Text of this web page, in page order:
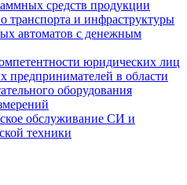
средств продукции
транспорта и инфраструктуры
автоматов с денежным
юридических лиц
предпринимателей в области
оборудования
обслуживание СИ и
техники